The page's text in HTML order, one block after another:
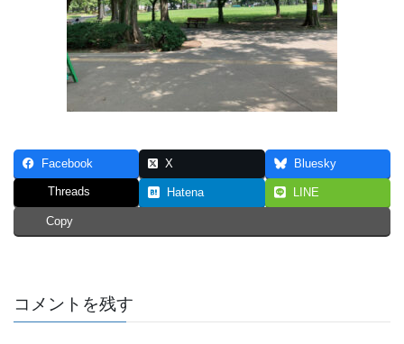
Facebook X Bluesky
Threads Hatena LINE
Copy
コメントを残す